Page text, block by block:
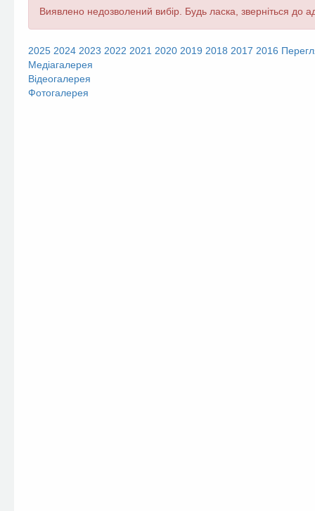
Повідомлення
Виявлено недозволений вибір. Будь ласка, зверніться до
2025 2024 2023 2022 2021 2020 2019 2018 2017 2016
Медіагалерея
Відеогалерея
Фотогалерея